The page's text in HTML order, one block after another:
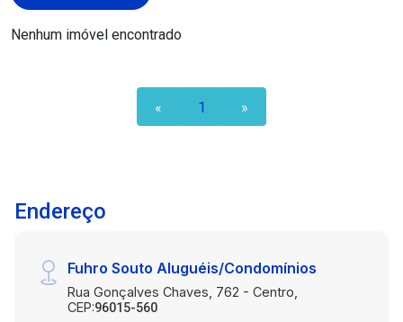
Nenhum imóvel encontrado
« 1 »
Endereço
Fuhro Souto Aluguéis/Condomínios
Rua Gonçalves Chaves, 762 - Centro,
CEP:96015-560